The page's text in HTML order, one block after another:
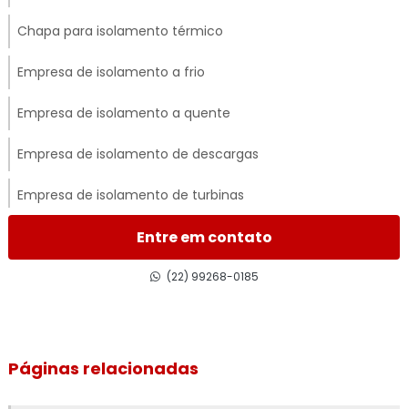
Chapa para isolamento térmico
Empresa de isolamento a frio
Empresa de isolamento a quente
Empresa de isolamento de descargas
Empresa de isolamento de turbinas
Empresa de isolamento térmico
Empresa de isolamento térmico de dutos
Empresa de isolamento térmico industrial no rj
Entre em contato
(22) 99268-0185
Páginas relacionadas